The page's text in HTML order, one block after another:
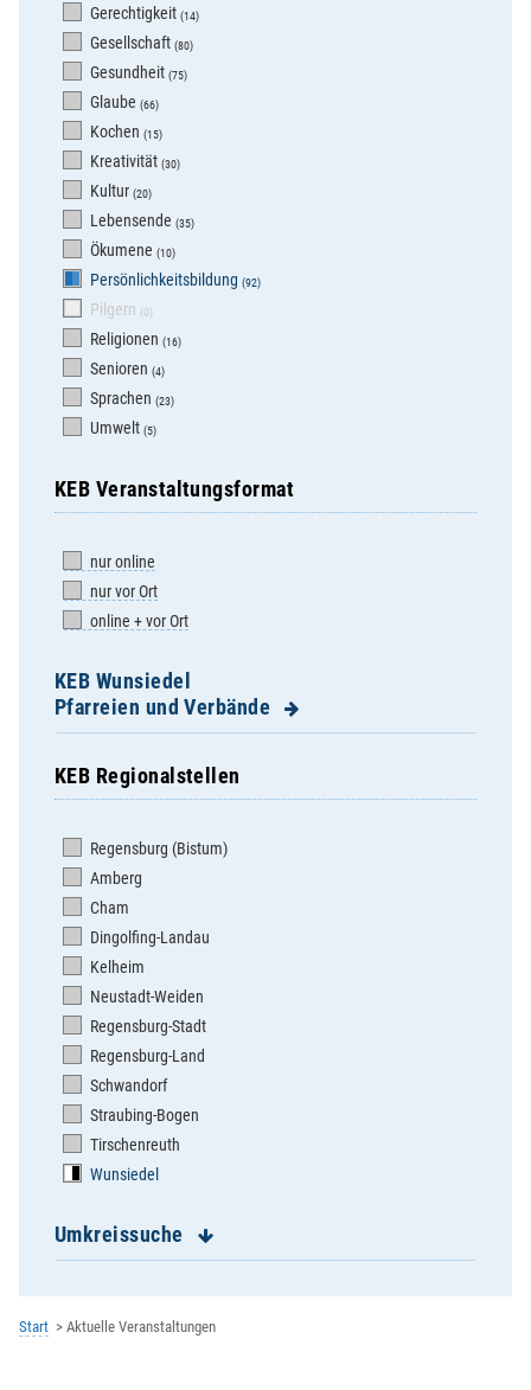
Gerechtigkeit (14)
Gesellschaft (80)
Gesundheit (75)
Glaube (66)
Kochen (15)
Kreativität (30)
Kultur (20)
Lebensende (35)
Ökumene (10)
Persönlichkeitsbildung (92)
Pilgern (0)
Religionen (16)
Senioren (4)
Sprachen (23)
Umwelt (5)
KEB Veranstaltungsformat
nur online
nur vor Ort
online + vor Ort
KEB Wunsiedel
Pfarreien und Verbände
Pfarrei Arzberg
Pfarrei Brand bei Marktredwitz
Pfarrei Marktleuthen
Pfarrei Marktredwitz Herz Jesu
Pfarrei Marktredwitz St. Josef
Pfarrei Nagel
Pfarrei Schirnding
Pfarrei Schönwald
Pfarrei Selb Heilig Geist
Pfarrei Selb Herz Jesu
Pfarrei Weißenstadt
Pfarrei Wunsiedel
KDFB Bezirk Wunsiedel
KEB Regionalstellen
Regensburg (Bistum)
Amberg
Cham
Dingolfing-Landau
Kelheim
Neustadt-Weiden
Regensburg-Stadt
Regensburg-Land
Schwandorf
Straubing-Bogen
Tirschenreuth
Wunsiedel
Umkreissuche
Start Aktuelle Veranstaltungen